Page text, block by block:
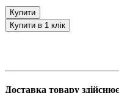
Купити
Купити в 1 клік
Доставка товару